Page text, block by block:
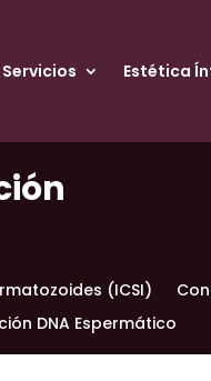
Servicios Estética
(ICSI)
DNA Espermático